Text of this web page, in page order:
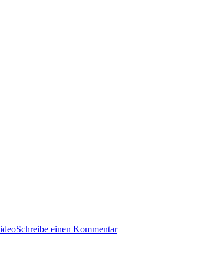
Schreibe einen Kommentarzu